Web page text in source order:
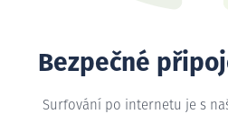
Bezpečné
Surfování po internetu je s